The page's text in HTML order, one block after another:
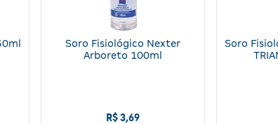
Soro Fisiológico Nexter
Arboreto 100ml
R$3,69
Soro